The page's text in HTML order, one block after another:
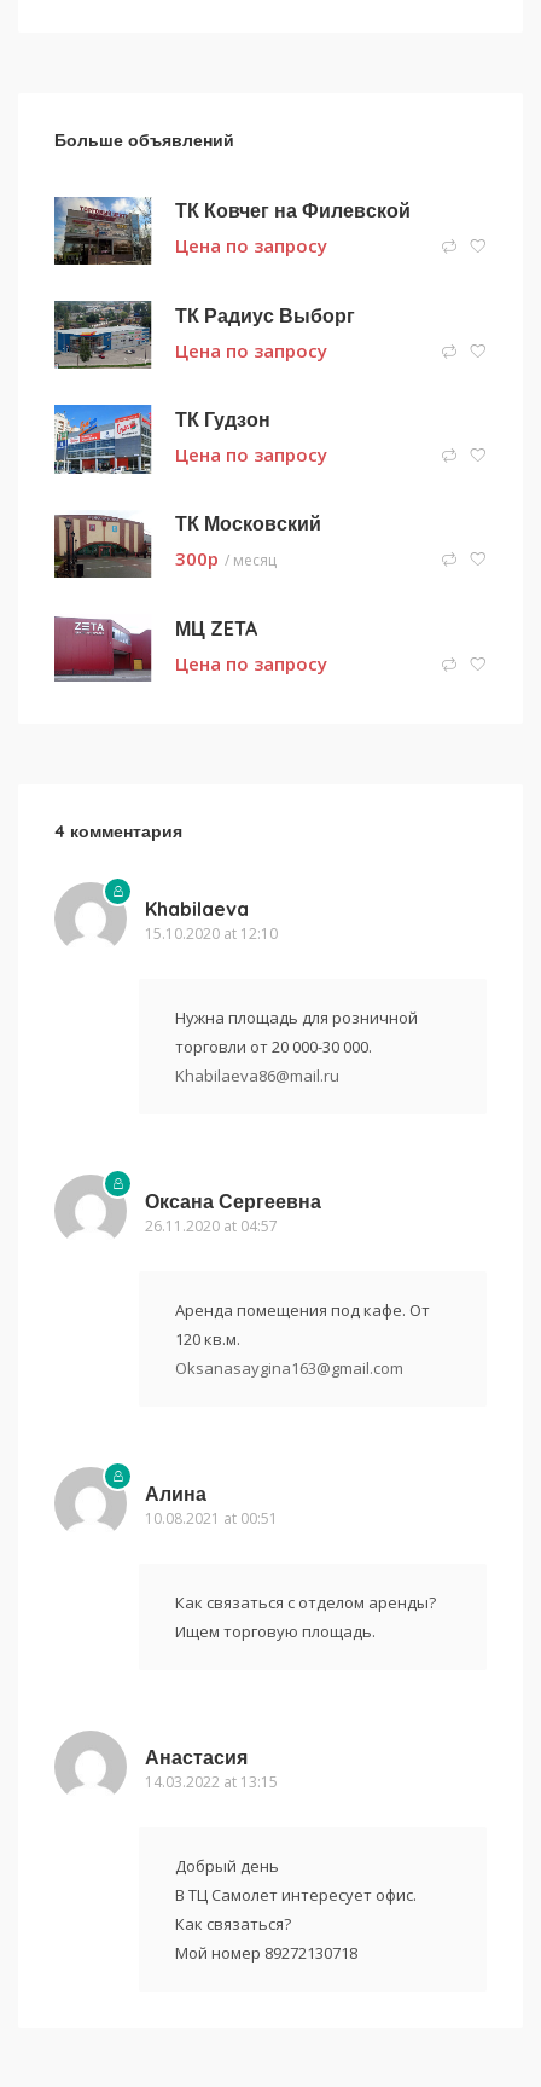
Больше объявлений
ТК Ковчег на Филевской
Цена по запросу
ТК Радиус Выборг
Цена по запросу
ТК Гудзон
Цена по запросу
ТК Московский
300p / месяц
МЦ ZETA
Цена по запросу
4 комментария
Khabilaeva
15.10.2020 at 12:10
Нужна площадь для розничной
торговли от 20 000-30 000.
Khabilaeva86@mail.ru
Оксана Сергеевна
26.11.2020 at 04:57
Аренда помещения под кафе. От
120 кв.м.
Oksanasaygina163@gmail.com
Алина
10.08.2021 at 00:51
Как связаться с отделом аренды?
Ищем торговую площадь.
Анастасия
14.03.2022 at 13:15
Добрый день
В ТЦ Самолет интересует офис.
Как связаться?
Мой номер 89272130718